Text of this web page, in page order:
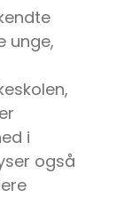
unge,
i
også